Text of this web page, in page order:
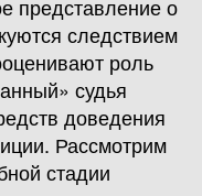
представление о
следствием
роль
судья
доведения
Рассмотрим
стадии